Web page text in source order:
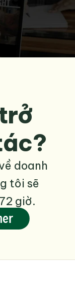
doanh
tôi sẽ
giờ.